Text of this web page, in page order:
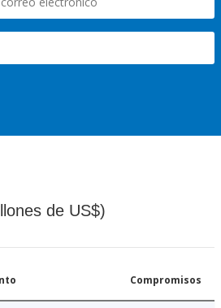
de US$)
Compromisos